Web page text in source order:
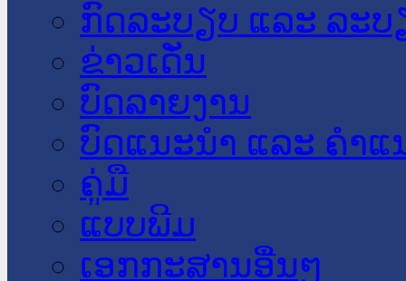
ກົດລະບຽບ ແລະ ລະບ
ຂ່າວເດັ່ນ
ບົດລາຍງານ
ບົດແນະນໍາ ແລະ ຄໍາແ
ຄູ່ມື
ແບບພີມ
ເອກກະສານອື່ນໆ